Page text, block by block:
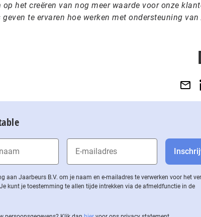
het creëren van nog meer waarde voor onze
te ervaren hoe werken met ondersteuning
aan Jaarbeurs B.V. om je naam en e-mailadres te verwerken voor het
kunt je toestemming te allen tijde intrekken via de af­meld­func­tie in de